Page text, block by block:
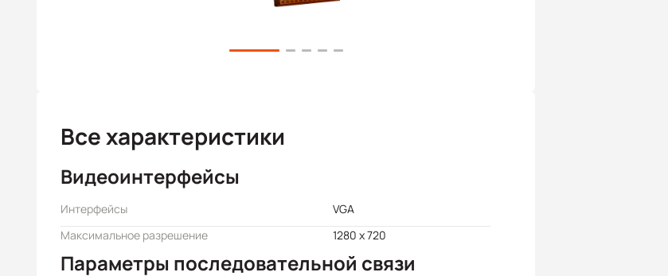
Все характеристики
Видеоинтерфейсы
Интерфейсы
VGA
Максимальное разрешение
1280 x 720
Параметры последовательной связи